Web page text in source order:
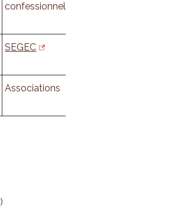
confessionnel
SEGEC
Associations
)